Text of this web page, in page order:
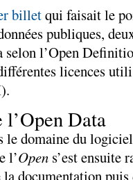
billetqui faisait le
publiques,
selon l’Open
licences
Data
domaine du
l’Open s’est ensuite